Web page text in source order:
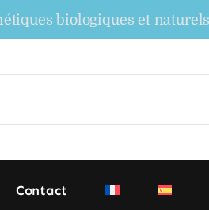
biologiques et naturels
Contact